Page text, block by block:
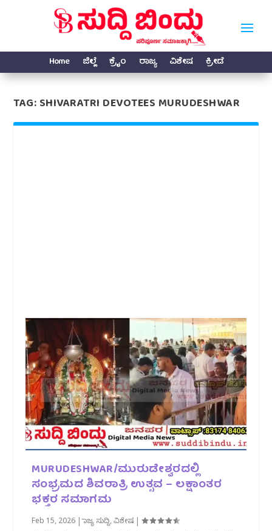
Home ಜಿಲ್ಲೆ ಕ್ರೈಂ ರಾಜ್ಯ ವಿಶೇಷ ಕ್ರೀಡೆ
TAG:SHIVARATRI DEVOTEES MURUDESHWAR
MURUDESHWAR/ಮುರುಡೇಶ್ವರದಲ್ಲಿ
ಸಂಭ್ರಮದ ಶಿವರಾತ್ರಿ ಉತ್ಸವ – ಲಕ್ಷಾಂತರ
ಭಕ್ತರ ಸಮಾಗಮ
Feb 15, 2026 |ರಾಜ್ಯ ಸುದ್ದಿ,ವಿಶೇಷ |